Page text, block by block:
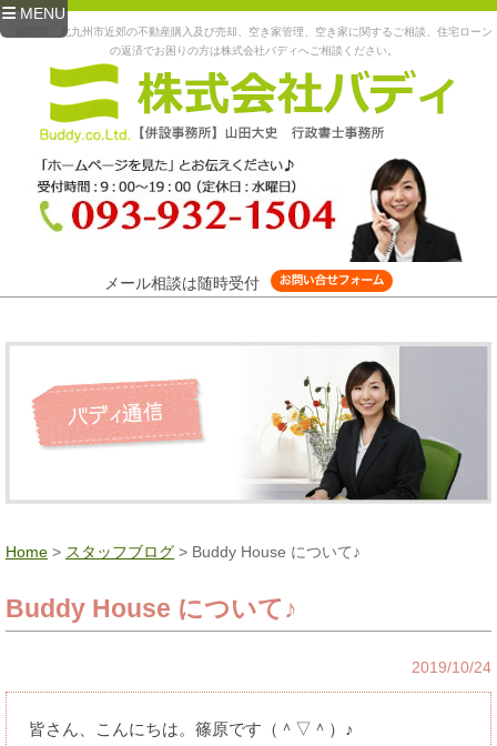
MENU
福岡県、北九州市近郊の不動産購入及び売却、空き家管理、空き家に関するご相談、住宅ローン
の返済でお困りの方は株式会社バディへご相談ください。
メール相談は随時受付
Home > スタッフブログ > Buddy House について♪
Buddy House について♪
2019/10/24
皆さん、こんにちは。篠原です（＾▽＾）♪